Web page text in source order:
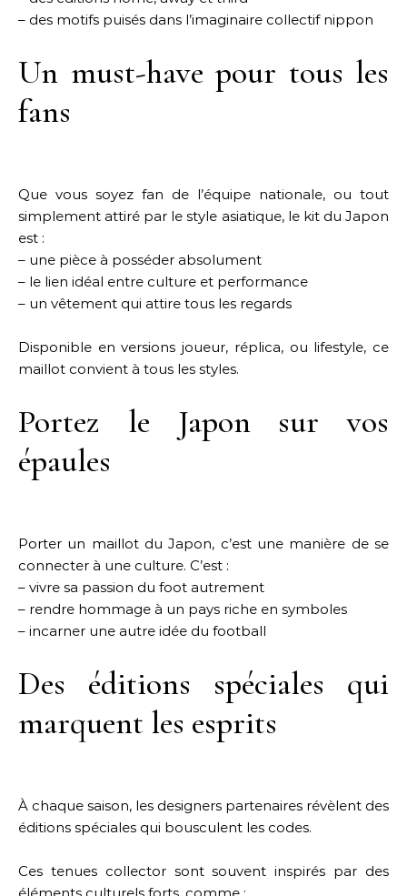
– des motifs puisés dans l’imaginaire collectif nippon
Un must-have pour tous les
fans
Que vous soyez fan de l’équipe nationale, ou tout
simplement attiré par le style asiatique, le kit du Japon
est :
– une pièce à posséder absolument
– le lien idéal entre culture et performance
– un vêtement qui attire tous les regards
Disponible en versions joueur, réplica, ou lifestyle, ce
maillot convient à tous les styles.
Portez le Japon sur vos
épaules
Porter un maillot du Japon, c’est une manière de se
connecter à une culture. C’est :
– vivre sa passion du foot autrement
– rendre hommage à un pays riche en symboles
– incarner une autre idée du football
Des éditions spéciales qui
marquent les esprits
À chaque saison, les designers partenaires révèlent des
éditions spéciales qui bousculent les codes.
Ces tenues collector sont souvent inspirés par des